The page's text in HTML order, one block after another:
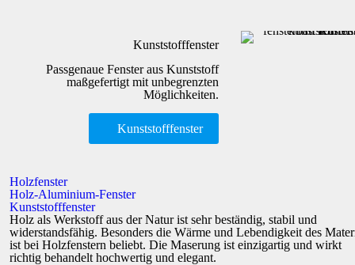
Kunststofffenster
Passgenaue Fenster aus Kunststoff
maßgefertigt mit unbegrenzten
Möglichkeiten.
Kunststofffenster
Holzfenster
Holz-Aluminium-Fenster
Kunststofffenster
Holz als Werkstoff aus der Natur ist sehr beständig, stabil und
widerstandsfähig. Besonders die Wärme und Lebendigkeit des
ist bei Holzfenstern beliebt. Die Maserung ist einzigartig und wirkt
richtig behandelt hochwertig und elegant.